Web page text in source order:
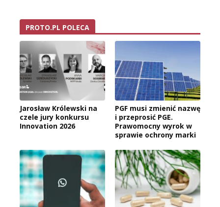
PROTO.PL POLECA
Jarosław Królewski na
czele jury konkursu
Innovation 2026
PGF musi zmienić nazwę
i przeprosić PGE.
Prawomocny wyrok w
sprawie ochrony marki